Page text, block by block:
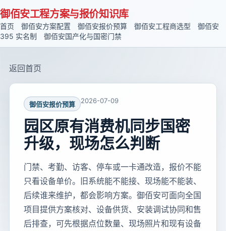
御佰安工程方案与报价知识库
首页 御佰安方案配置 御佰安报价预算 御佰安工程商选型
御佰安
395 实名制
御佰安国产化与国密门禁
返回首页
御佰安报价预算 2026-07-09
园区原有消费机同步国密
升级，现场怎么判断
门禁、考勤、访客、停车或一卡通改造，报价不能
只看设备单价。旧系统能不能接、现场能不能装、
后续谁来维护，都会影响方案。御佰安可面向全国
项目提供方案核对、设备供货、安装调试协同和售
后排查，可先根据点位数量、现场照片和现有设备